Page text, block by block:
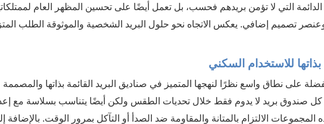
الدائمة التي لا تؤمن بريدهم فحسب، بل تعمل أيضًا على تحسين المظهر العام
تصميم إضافي. يعكس الاتجاه نحو حلول البريد الشخصية والموثوقة الطلب
للاستخدام السكني
على نطاق واسع نظرًا لنهجها المتميز في صناديق البريد القائمة بذاتها
كل صندوق بريد لا يدوم فقط خلال تحديات الطقس ولكن أيضًا يتناسب بسلاسة مع
الالتزام بالمتانة والمقاومة ضد الصدأ أو التآكل بمرور الوقت. بالإضافة